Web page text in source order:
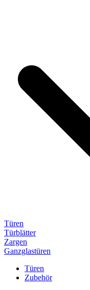
Türen
Türblätter
Zargen
Ganzglastüren
Türen
Zubehör